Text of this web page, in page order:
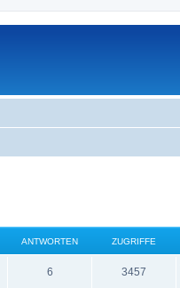
ANTWORTEN ZUGRIFFE
6 3457